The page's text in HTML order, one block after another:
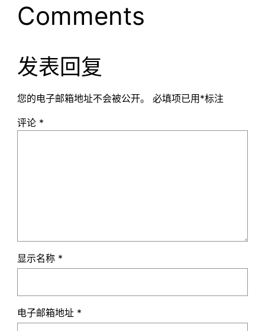
Comments
发表回复
您的电子邮箱地址不会被公开。 必填项已用 *标注
评论 *
显示名称 *
电子邮箱地址 *